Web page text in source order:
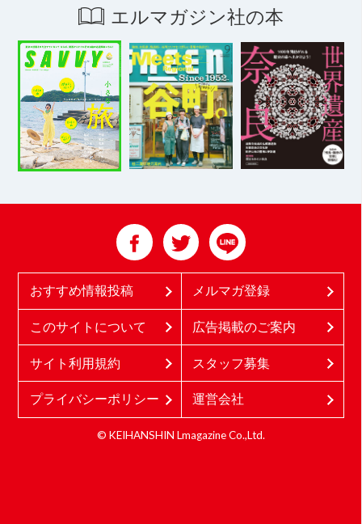
エルマガジン社の本
おすすめ情報投稿 メルマガ登録
このサイトについて 広告掲載のご案内
サイト利用規約 スタッフ募集
プライバシーポリシー 運営会社
© KEIHANSHIN Lmagazine Co.,Ltd.